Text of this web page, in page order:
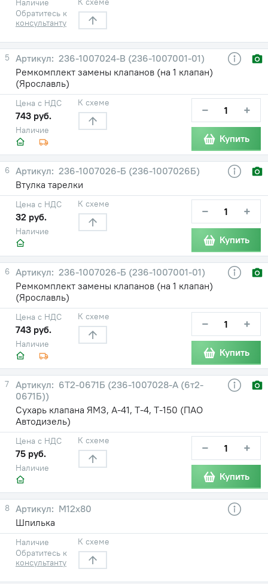
Наличие
Обратитесь к
консультанту
5
236-1007024-В (236-1007001-01)
Ремкомплект замены клапанов (на 1 клапан)
(Ярославль)
Наличие
Цена с НДС
743 руб.
К схеме − +
Купить
6
236-1007026-Б (236-1007026Б)
Втулка тарелки
Наличие
Цена с НДС
32 руб.
К схеме − +
Купить
6
236-1007026-Б (236-1007001-01)
Ремкомплект замены клапанов (на 1 клапан)
(Ярославль)
Наличие
Цена с НДС
743 руб.
К схеме − +
Купить
7
6Т2-0671Б (236-1007028-А (6т2-
0671Б))
Сухарь клапана ЯМЗ, А-41, Т-4, Т-150 (ПАО
Автодизель)
Наличие
Цена с НДС
75 руб.
К схеме − +
Купить
8
М12x80
Шпилька
Наличие
Обратитесь к
консультанту
К схеме